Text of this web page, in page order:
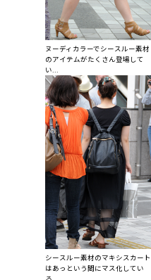
ヌーディカラーでシースルー素材
のアイテムがたくさん登場して
い...
シースルー素材のマキシスカート
はあっという間にマス化してい